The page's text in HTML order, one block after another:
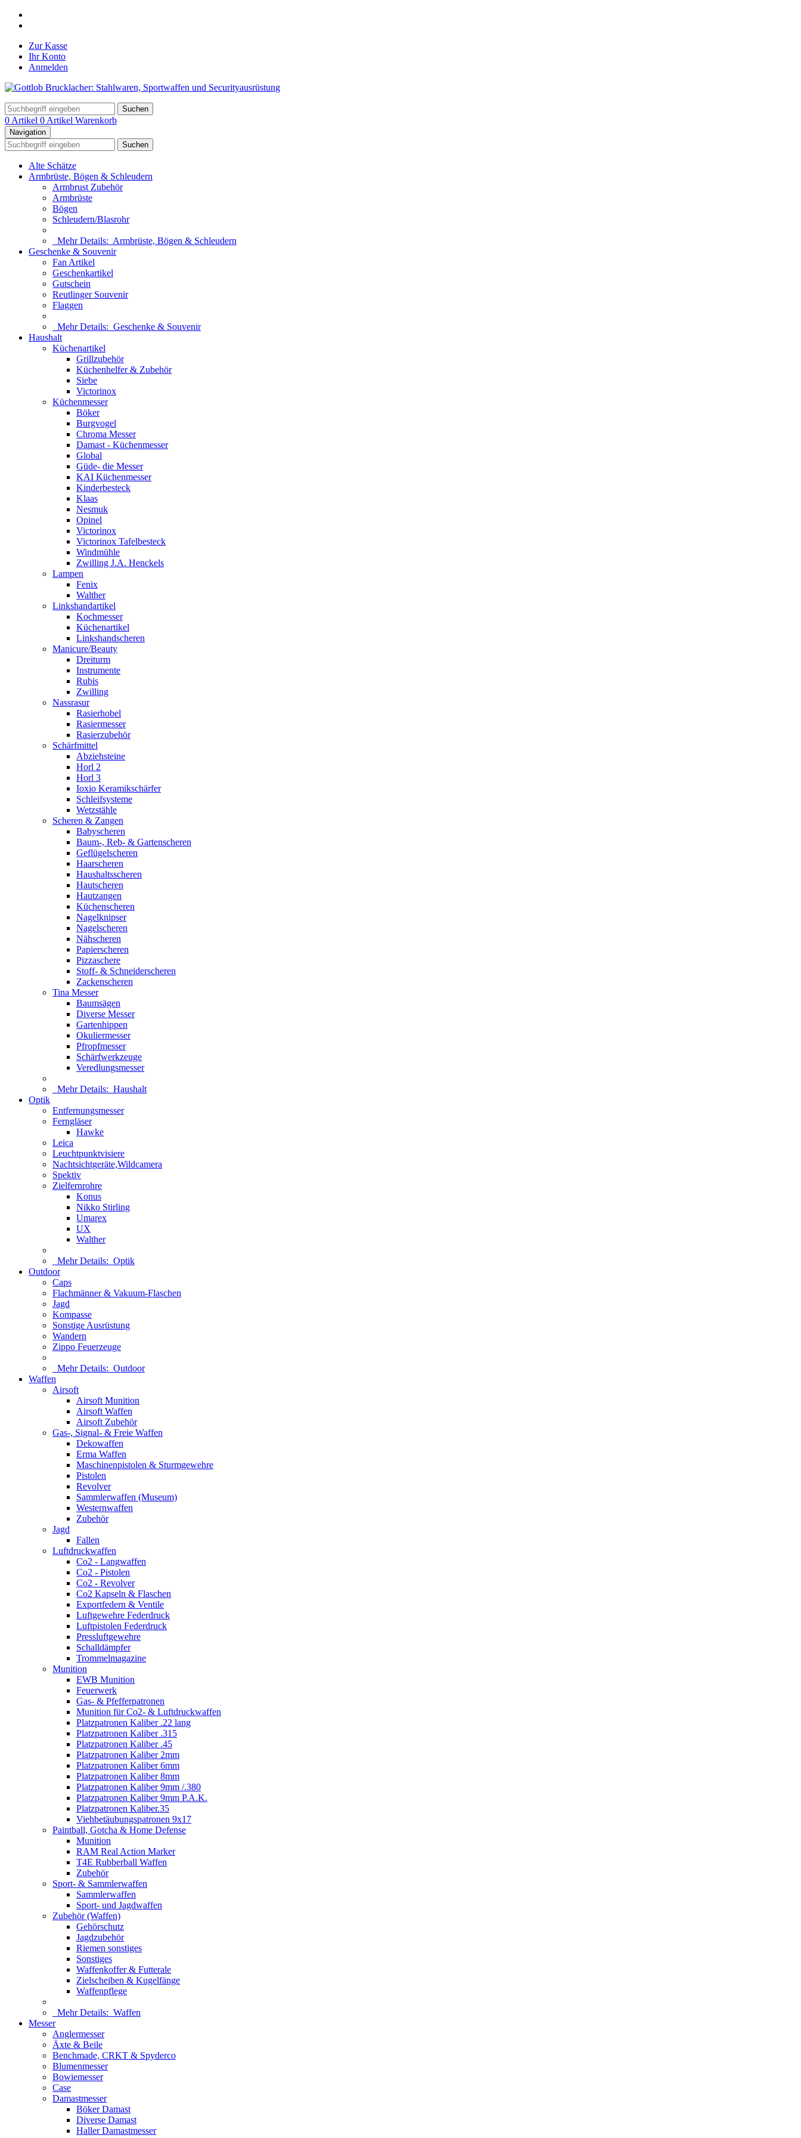
Zur Kasse
Ihr Konto
Anmelden
Suchen
0 Artikel 0 Artikel Warenkorb
Navigation
Suchen
Alte Schätze
Armbrüste, Bögen & Schleudern
Armbrust Zubehör
Armbrüste
Bögen
Schleudern/Blasrohr
Mehr Details: Armbrüste, Bögen & Schleudern
Geschenke & Souvenir
Fan Artikel
Geschenkartikel
Gutschein
Reutlinger Souvenir
Flaggen
Mehr Details: Geschenke & Souvenir
Haushalt
Küchenartikel
Grillzubehör
Küchenhelfer & Zubehör
Siebe
Victorinox
Küchenmesser
Böker
Burgvogel
Chroma Messer
Damast - Küchenmesser
Global
Güde- die Messer
KAI Küchenmesser
Kinderbesteck
Klaas
Nesmuk
Opinel
Victorinox
Victorinox Tafelbesteck
Windmühle
Zwilling J.A. Henckels
Lampen
Fenix
Walther
Linkshandartikel
Kochmesser
Küchenartikel
Linkshandscheren
Manicure/Beauty
Dreiturm
Instrumente
Rubis
Zwilling
Nassrasur
Rasierhobel
Rasiermesser
Rasierzubehör
Schärfmittel
Abziehsteine
Horl 2
Horl 3
Ioxio Keramikschärfer
Schleifsysteme
Wetzstähle
Scheren & Zangen
Babyscheren
Baum-, Reb- & Gartenscheren
Geflügelscheren
Haarscheren
Haushaltsscheren
Hautscheren
Hautzangen
Küchenscheren
Nagelknipser
Nagelscheren
Nähscheren
Papierscheren
Pizzaschere
Stoff- & Schneiderscheren
Zackenscheren
Tina Messer
Baumsägen
Diverse Messer
Gartenhippen
Okuliermesser
Pfropfmesser
Schärfwerkzeuge
Veredlungsmesser
Mehr Details: Haushalt
Optik
Entfernungsmesser
Ferngläser
Hawke
Leica
Leuchtpunktvisiere
Nachtsichtgeräte,Wildcamera
Spektiv
Zielfernrohre
Konus
Nikko Stirling
Umarex
UX
Walther
Mehr Details: Optik
Outdoor
Caps
Flachmänner & Vakuum-Flaschen
Jagd
Kompasse
Sonstige Ausrüstung
Wandern
Zippo Feuerzeuge
Mehr Details: Outdoor
Waffen
Airsoft
Airsoft Munition
Airsoft Waffen
Airsoft Zubehör
Gas-, Signal- & Freie Waffen
Dekowaffen
Erma Waffen
Maschinenpistolen & Sturmgewehre
Pistolen
Revolver
Sammlerwaffen (Museum)
Westernwaffen
Zubehör
Jagd
Fallen
Luftdruckwaffen
Co2 - Langwaffen
Co2 - Pistolen
Co2 - Revolver
Co2 Kapseln & Flaschen
Exportfedern & Ventile
Luftgewehre Federdruck
Luftpistolen Federdruck
Pressluftgewehre
Schalldämpfer
Trommelmagazine
Munition
EWB Munition
Feuerwerk
Gas- & Pfefferpatronen
Munition für Co2- & Luftdruckwaffen
Platzpatronen Kaliber .22 lang
Platzpatronen Kaliber .315
Platzpatronen Kaliber .45
Platzpatronen Kaliber 2mm
Platzpatronen Kaliber 6mm
Platzpatronen Kaliber 8mm
Platzpatronen Kaliber 9mm /.380
Platzpatronen Kaliber 9mm P.A.K.
Platzpatronen Kaliber.35
Viehbetäubungspatronen 9x17
Paintball, Gotcha & Home Defense
Munition
RAM Real Action Marker
T4E Rubberball Waffen
Zubehör
Sport- & Sammlerwaffen
Sammlerwaffen
Sport- und Jagdwaffen
Zubehör (Waffen)
Gehörschutz
Jagdzubehör
Riemen sonstiges
Sonstiges
Waffenkoffer & Futterale
Zielscheiben & Kugelfänge
Waffenpflege
Mehr Details: Waffen
Messer
Anglermesser
Äxte & Beile
Benchmade, CRKT & Spyderco
Blumenmesser
Bowiemesser
Case
Damastmesser
Böker Damast
Diverse Damast
Haller Damastmesser